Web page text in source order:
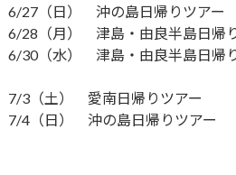
6/27（日） 沖の島日帰りツアー
6/28（月） 津島・由良半島日帰
6/30（水） 津島・由良半島日帰
7/3（土） 愛南日帰りツアー
7/4（日） 沖の島日帰りツアー